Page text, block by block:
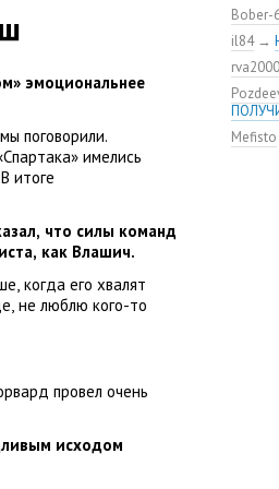
эмоциональнее
поговорили.
имелись
итоге
, что силы команд
, как Влашич.
, когда его хвалят
, не люблю кого-то
провел очень
исходом
мяча»
ЦСКА
нового
Bober-
il84→
rva2000
Mefisto